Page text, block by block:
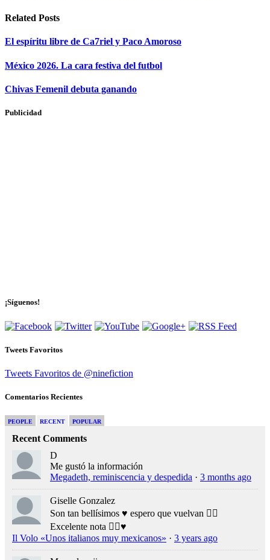
Related Posts
​El espíritu libre de Ca7riel y Paco Amoroso
México 2026. La cara festiva del futbol
Chivas Femenil debuta ganando
Publicidad
¡Síguenos!
Tweets Favoritos
Tweets Favoritos de @ninefiction
Comentarios Recientes
PEOPLE RECENT POPULAR
Recent Comments
D
Me gustó la información
Megadeth, reminiscencia y despedida · 3 months ago
Giselle Gonzalez
Son tan bellísimos ♥️ espero que vuelvan 👍🏻
Excelente nota 👍🏻♥️
Il Volo «Unos italianos muy mexicanos» · 3 years ago